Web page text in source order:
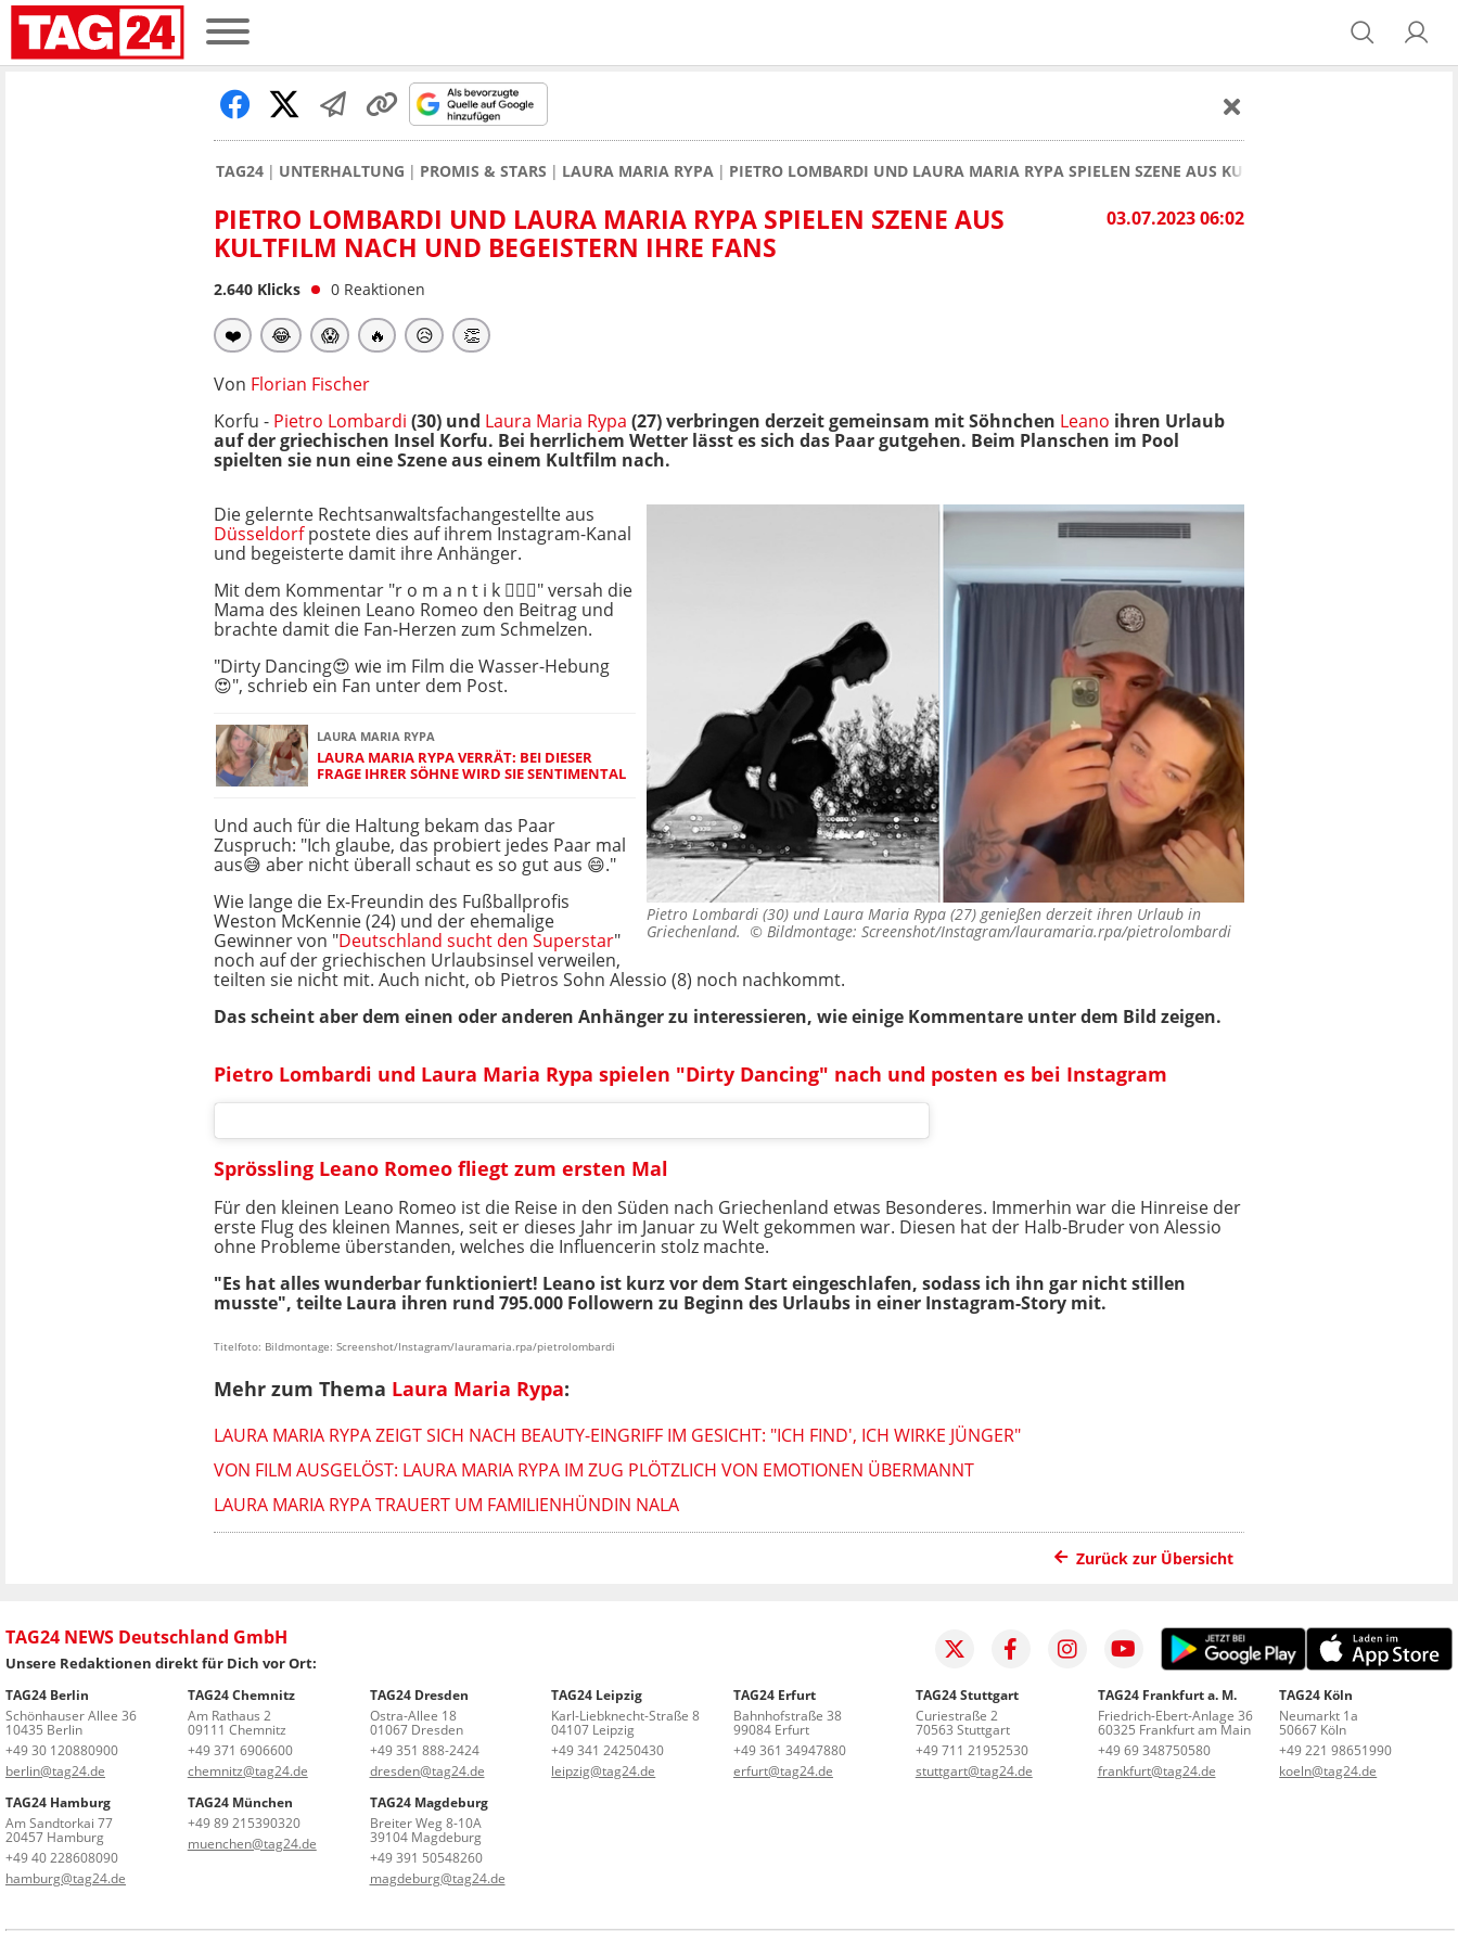
TAG24 UNTERHALTUNG PROMIS & STARS LAURA MARIA RYPA PIETRO LOMBARDI UND LAURA MARIA RYPA SPIELEN SZENE AUS KULTFILM NACH UND
03.07.2023 06:02
PIETRO LOMBARDI UND LAURA MARIA RYPA SPIELEN SZENE AUS
KULTFILM NACH UND BEGEISTERN IHRE FANS
2.640 Klicks 0 Reaktionen
❤️ 😂 😱 🔥 😥 👏
Von Florian Fischer
Korfu - Pietro Lombardi (30) und Laura Maria Rypa (27) verbringen derzeit gemeinsam mit Söhnchen Leano ihren Urlaub
auf der griechischen Insel Korfu. Bei herrlichem Wetter lässt es sich das Paar gutgehen. Beim Planschen im Pool
spielten sie nun eine Szene aus einem Kultfilm nach.
Pietro Lombardi (30) und Laura Maria Rypa (27) genießen derzeit ihren Urlaub in
Griechenland. © Bildmontage: Screenshot/Instagram/lauramaria.rpa/pietrolombardi
Die gelernte Rechtsanwaltsfachangestellte aus
Düsseldorfpostete dies auf ihrem Instagram-Kanal
und begeisterte damit ihre Anhänger.
Mit dem Kommentar "r o m a n t i k ❤️‍🔥✨" versah die
Mama des kleinen Leano Romeo den Beitrag und
brachte damit die Fan-Herzen zum Schmelzen.
"Dirty Dancing😍 wie im Film die Wasser-Hebung
😍", schrieb ein Fan unter dem Post.
LAURA MARIA RYPA
LAURA MARIA RYPA VERRÄT: BEI DIESER
FRAGE IHRER SÖHNE WIRD SIE SENTIMENTAL
Und auch für die Haltung bekam das Paar
Zuspruch: "Ich glaube, das probiert jedes Paar mal
aus😅 aber nicht überall schaut es so gut aus 😄."
Wie lange die Ex-Freundin des Fußballprofis
Weston McKennie (24) und der ehemalige
Gewinner von "Deutschland sucht den Superstar"
noch auf der griechischen Urlaubsinsel verweilen,
teilten sie nicht mit. Auch nicht, ob Pietros Sohn Alessio (8) noch nachkommt.
Das scheint aber dem einen oder anderen Anhänger zu interessieren, wie einige Kommentare unter dem Bild zeigen.
Pietro Lombardi und Laura Maria Rypa spielen "Dirty Dancing" nach und posten es bei Instagram
Sprössling Leano Romeo fliegt zum ersten Mal
Für den kleinen Leano Romeo ist die Reise in den Süden nach Griechenland etwas Besonderes. Immerhin war die Hinreise der
erste Flug des kleinen Mannes, seit er dieses Jahr im Januar zu Welt gekommen war. Diesen hat der Halb-Bruder von Alessio
ohne Probleme überstanden, welches die Influencerin stolz machte.
"Es hat alles wunderbar funktioniert! Leano ist kurz vor dem Start eingeschlafen, sodass ich ihn gar nicht stillen
musste", teilte Laura ihren rund 795.000 Followern zu Beginn des Urlaubs in einer Instagram-Story mit.
Titelfoto: Bildmontage: Screenshot/Instagram/lauramaria.rpa/pietrolombardi
Mehr zum Thema Laura Maria Rypa:
LAURA MARIA RYPA ZEIGT SICH NACH BEAUTY-EINGRIFF IM GESICHT: "ICH FIND', ICH WIRKE JÜNGER"
VON FILM AUSGELÖST: LAURA MARIA RYPA IM ZUG PLÖTZLICH VON EMOTIONEN ÜBERMANNT
LAURA MARIA RYPA TRAUERT UM FAMILIENHÜNDIN NALA
Zurück zur Übersicht
TAG24 NEWS Deutschland GmbH
Unsere Redaktionen direkt für Dich vor Ort:
TAG24 Berlin
Schönhauser Allee 36
10435 Berlin
+49 30 120880900
berlin@tag24.de
TAG24 Chemnitz
Am Rathaus 2
09111 Chemnitz
+49 371 6906600
chemnitz@tag24.de
TAG24 Dresden
Ostra-Allee 18
01067 Dresden
+49 351 888-2424
dresden@tag24.de
TAG24 Leipzig
Karl-Liebknecht-Straße 8
04107 Leipzig
+49 341 24250430
leipzig@tag24.de
TAG24 Erfurt
Bahnhofstraße 38
99084 Erfurt
+49 361 34947880
erfurt@tag24.de
TAG24 Stuttgart
Curiestraße 2
70563 Stuttgart
+49 711 21952530
stuttgart@tag24.de
TAG24 Frankfurt a. M.
Friedrich-Ebert-Anlage 36
60325 Frankfurt am Main
+49 69 348750580
frankfurt@tag24.de
TAG24 Köln
Neumarkt 1a
50667 Köln
+49 221 98651990
koeln@tag24.de
TAG24 Hamburg
Am Sandtorkai 77
20457 Hamburg
+49 40 228608090
hamburg@tag24.de
TAG24 München
+49 89 215390320
muenchen@tag24.de
TAG24 Magdeburg
Breiter Weg 8-10A
39104 Magdeburg
+49 391 50548260
magdeburg@tag24.de